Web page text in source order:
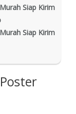
Siap Kirim
Siap Kirim